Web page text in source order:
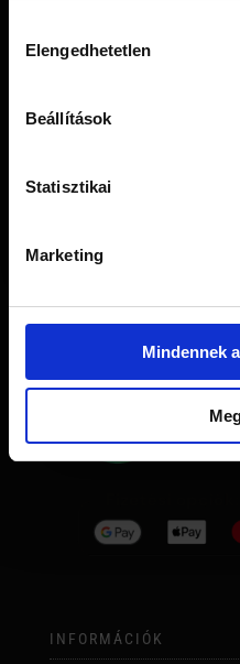
kiválasztása
Elengedhetetlen
Beállítások
Statisztikai
Marketing
Mindennek
Ajándékcsomagok
Szálas Tea Szettek
INFORMÁCIÓK
minden héten hozzuk a